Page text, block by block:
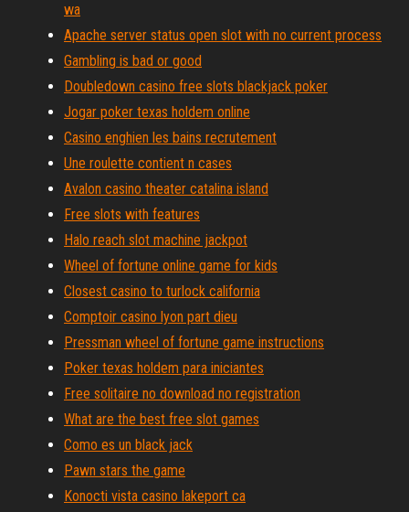
wa
Apache server status open slot with no current process
Gambling is bad or good
Doubledown casino free slots blackjack poker
Jogar poker texas holdem online
Casino enghien les bains recrutement
Une roulette contient n cases
Avalon casino theater catalina island
Free slots with features
Halo reach slot machine jackpot
Wheel of fortune online game for kids
Closest casino to turlock california
Comptoir casino lyon part dieu
Pressman wheel of fortune game instructions
Poker texas holdem para iniciantes
Free solitaire no download no registration
What are the best free slot games
Como es un black jack
Pawn stars the game
Konocti vista casino lakeport ca